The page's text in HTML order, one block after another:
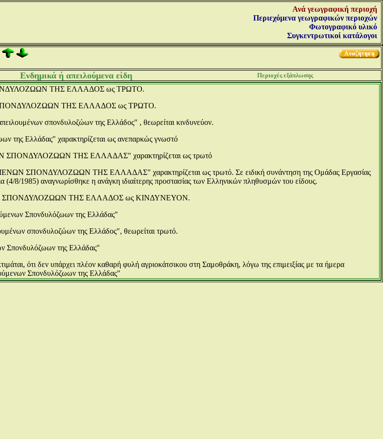
Ανά γεωγραφική περιοχή
Περιεχόμενα γεωγραφικών περιοχών
Φωτογραφικό υλικό
Συγκεντρωτικοί κατάλογοι
Ενδημικά ή απειλούμενα είδη Περιοχές εξάπλωσης
ΤΗΣ ΕΛΛΑΔΟΣ ως ΤΡΩΤΟ.
ΣΠΟΝΔΥΛΟΖΩΩΝ ΤΗΣ ΕΛΛΑΔΟΣ ως ΤΡΩΤΟ.
σπονδυλοζώων της Ελλάδος" , θεωρείται κινδυνεύον.
της Ελλάδας" χαρακτηρίζεται ως ανεπαρκώς γνωστό
ΤΗΣ ΕΛΛΑΔΑΣ" χαρακτηρίζεται ως τρωτό
ΣΠΟΝΔΥΛΟΖΩΩΝ ΤΗΣ ΕΛΛΑΔΑΣ" χαρακτηρίζεται ως τρωτό. Σε ειδική συνάντηση της Ομάδας Εργασίας
8/1985) αναγνωρίσθηκε η ανάγκη ιδιαίτερης προστασίας των Ελληνικών πληθυσμών του είδους.
ΣΠΟΝΔΥΛΟΖΩΩΝ ΤΗΣ ΕΛΛΑΔΟΣ ως ΚΙΝΔΥΝΕΥΟΝ.
Σπονδυλόζωων της Ελλάδας"
σπονδυλοζώων της Ελλάδος", θεωρείται τρωτό.
Σπονδυλόζωων της Ελλάδας"
ότι δεν υπάρχει πλέον καθαρή φυλή αγριοκάτσικου στη Σαμοθράκη, λόγω της επιμειξίας με τα ήμερα
Σπονδυλόζωων της Ελλάδας"